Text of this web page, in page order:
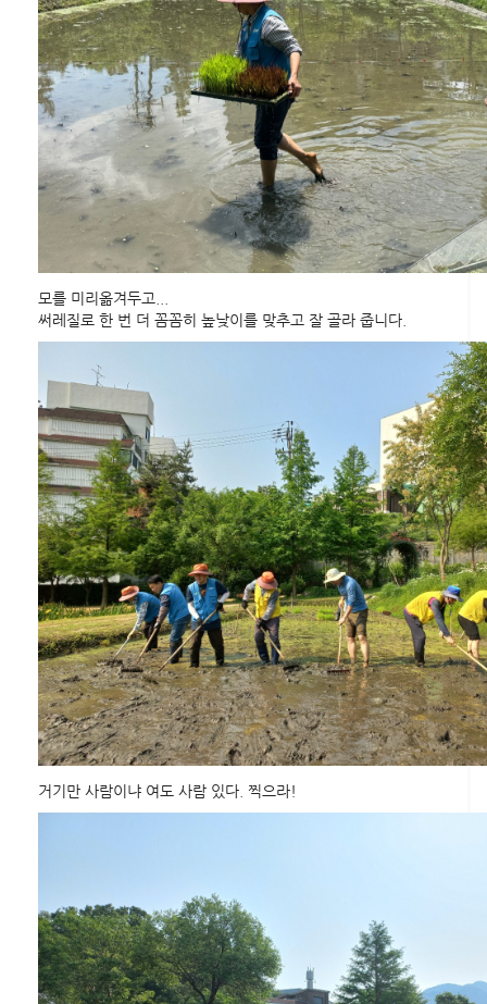
모를 미리옮겨두고...
써레질로 한 번 더 꼼꼼히 높낮이를 맞추고 잘 골라 줍니다.
거기만 사람이냐 여도 사람 있다. 찍으라!